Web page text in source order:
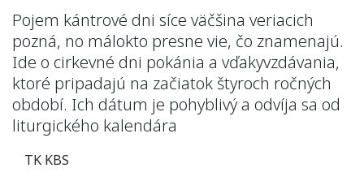
Pojem kántrové dni síce väčšina veriacich
pozná, no málokto presne vie, čo znamenajú.
Ide o cirkevné dni pokánia a vďakyvzdávania,
ktoré pripadajú na začiatok štyroch ročných
období. Ich dátum je pohyblivý a odvíja sa od
liturgického kalendára
TK KBS